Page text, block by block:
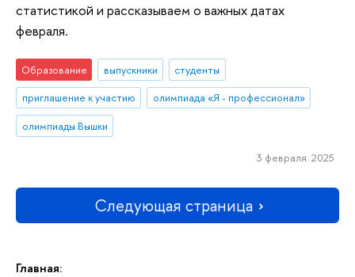
Главная:
статистикой и рассказываем о важных датах
февраля.
Образование выпускники
студенты
приглашение к участию
олимпиада «Я - профессионал»
олимпиады Вышки
3 февраля 2025
Следующая страница